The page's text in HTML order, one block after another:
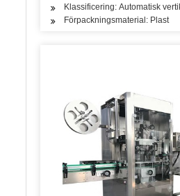
Klassificering: Automatisk
Förpackningsmaterial: Plast